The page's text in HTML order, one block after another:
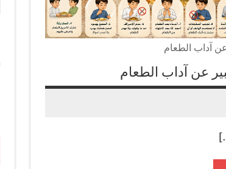
آداب الطعام
عن آداب الطعام